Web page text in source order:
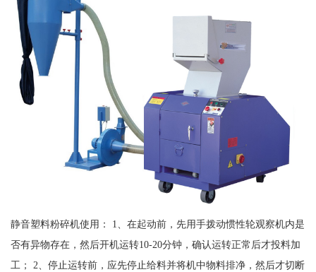
静音塑料粉碎机使用： 1、在起动前，先用手拨动惯性轮观察机内是
否有异物存在，然后开机运转10-20分钟，确认运转正常后才投料加
工； 2、停止运转前，应先停止给料并将机中物料排净，然后才切断